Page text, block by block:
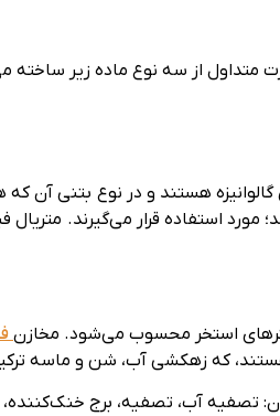
متداول از سه نوع ماده زیر ساخته
گالوانیزه هستند و در نوع بتنی
استخر محسوب می‌شود. مخازن
هستند، که زهکشی آب، شن و ماسه
آب، تصفیه، برج خنک‌کننده،